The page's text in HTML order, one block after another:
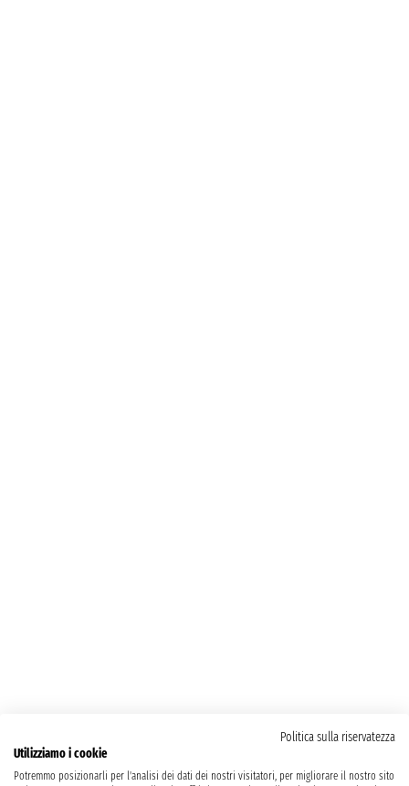
Politica sulla riservatezza
Utilizziamo i cookie
Potremmo posizionarli per l'analisi dei dati dei nostri visitatori, per migliorare il nostro sito